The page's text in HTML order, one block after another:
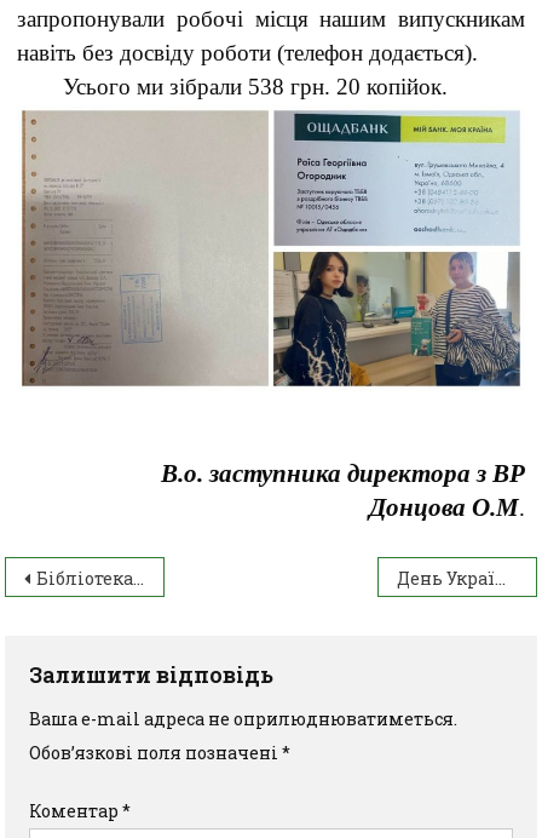
запропонували робочі місця нашим випускникам
навіть без досвіду роботи (телефон додається).
Усього ми зібрали 538 грн. 20 копійок.
В.о. заступника директора з ВР
Донцова О.М.
Бібліотека інформує: 10 листопада – 530 років від дня народження Парацельса (1493 – 1541), видатного лікаря, аптекаря, хіміка. День Української писемності та мови
Залишити відповідь
Ваша e-mail адреса не оприлюднюватиметься.
Обов’язкові поля позначені*
Коментар*